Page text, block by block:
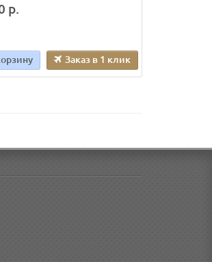
р.
Заказ в 1 клик